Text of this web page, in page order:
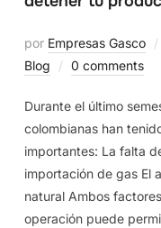
por Empresas Gasco
Blog
0 comments
Durante el último
colombianas han
importantes: La falta
importación de gas El
natural Ambos
operación puede